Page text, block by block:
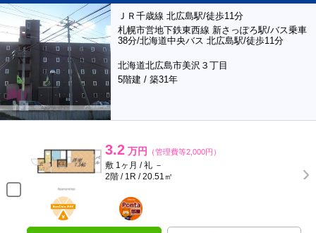
ＪＲ千歳線 北広島駅/徒歩11分
札幌市営地下鉄東西線 新さっぽろ駅/バス乗車
38分/北海道中央バス 北広島駅/徒歩11分
北海道北広島市美沢３丁目
5階建 / 築31年
3.2 万円 （管理費等2,000円）
敷 1ヶ月 / 礼 －
2階 / 1R / 20.51㎡
BunChinPAY
ポンタ
部屋